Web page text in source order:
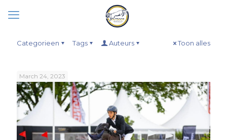
Categorieen Tags Auteurs Toon alles
March 24, 2023